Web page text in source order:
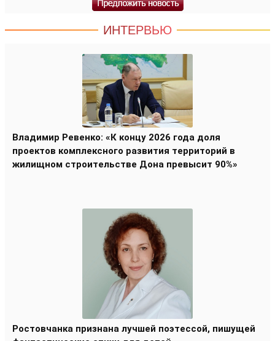
ИНТЕРВЬЮ
Владимир Ревенко: «К концу 2026 года доля
проектов комплексного развития территорий в
жилищном строительстве Дона превысит 90%»
Ростовчанка признана лучшей поэтессой, пишущей